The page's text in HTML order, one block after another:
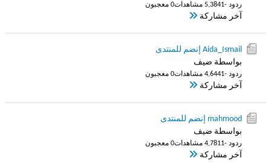
ردود -1 5,384 مشاهدات 0 معجبون
آخر مشاركة
Aida_Ismail إنضم للمنتدى
بواسطة ضيف
ردود -1 4,644 مشاهدات 0 معجبون
آخر مشاركة
mahmood إنضم للمنتدى
بواسطة ضيف
ردود -1 4,781 مشاهدات 0 معجبون
آخر مشاركة